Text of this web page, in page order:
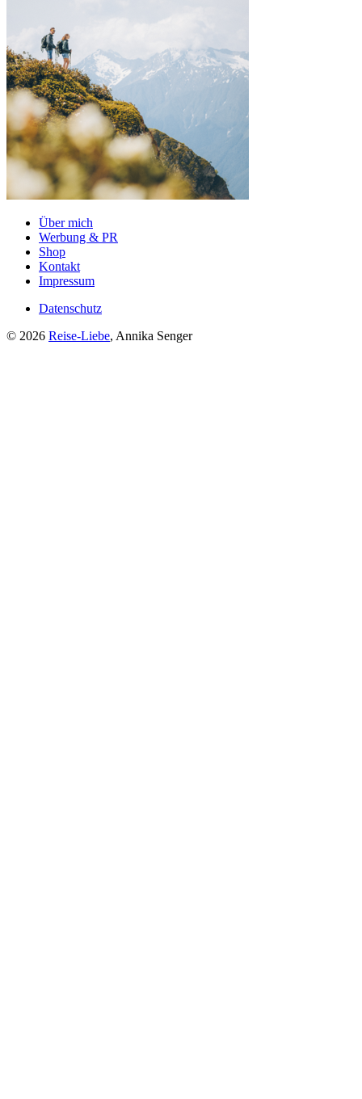
Über mich
Werbung & PR
Shop
Kontakt
Impressum
Datenschutz
© 2026 Reise-Liebe, Annika Senger